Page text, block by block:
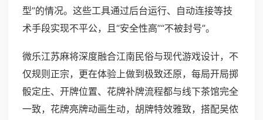
型”的情况。这些工具通过后台运行、自动连接等技
术手段实现不平公，且“安全性高”“不被封号”。
微乐江苏麻将深度融合江南民俗与现代游戏设计，不
仅规则正宗，更在体验上做到极致还原，每局开局掷
骰定庄、开牌位置、花牌补牌流程都与线下茶馆完全
一致，花牌亮牌动画生动，胡牌特效雅致，搭配吴侬